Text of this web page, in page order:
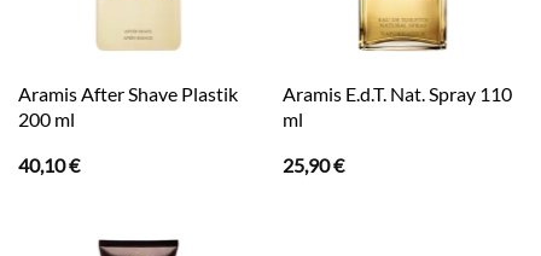
Aramis After Shave Plastik
200 ml
40,10€
Aramis E.d.T. Nat. Spray 110
ml
25,90€